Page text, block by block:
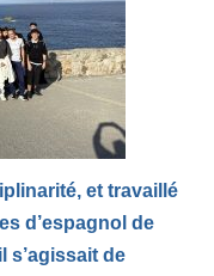
et travaillé
d’espagnol de
s’agissait de